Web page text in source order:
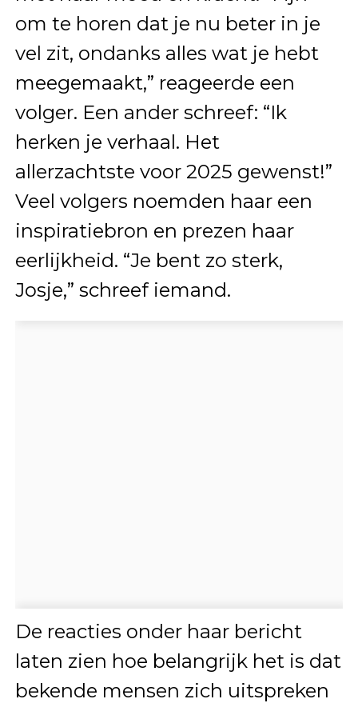
om te horen dat je nu beter in je
vel zit, ondanks alles wat je hebt
meegemaakt,” reageerde een
volger. Een ander schreef: “Ik
herken je verhaal. Het
allerzachtste voor 2025 gewenst!”
Veel volgers noemden haar een
inspiratiebron en prezen haar
eerlijkheid. “Je bent zo sterk,
Josje,” schreef iemand.
De reacties onder haar bericht
laten zien hoe belangrijk het is dat
bekende mensen zich uitspreken